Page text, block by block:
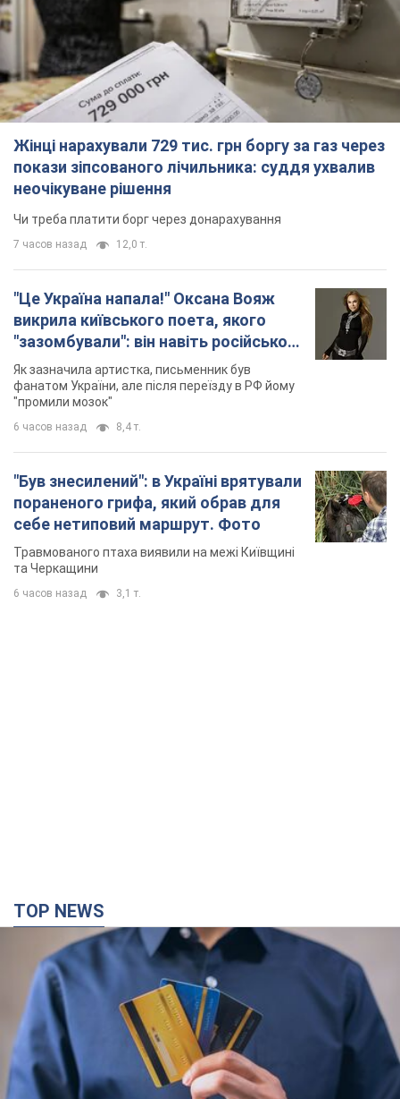
Жінці нарахували 729 тис. грн боргу за газ через
покази зіпсованого лічильника: суддя ухвалив
неочікуване рішення
Чи треба платити борг через донарахування
7 часов назад 12,0 т.
"Це Україна напала!" Оксана Вояж
викрила київського поета, якого
"зазомбували": він навіть російської
не знав, а тепер хоче геноциду
українців
Як зазначила артистка, письменник був
фанатом України, але після переїзду в РФ йому
"промили мозок"
6 часов назад 8,4 т.
"Був знесилений": в Україні врятували
пораненого грифа, який обрав для
себе нетиповий маршрут. Фото
Травмованого птаха виявили на межі Київщині
та Черкащини
6 часов назад 3,1 т.
TOP NEWS